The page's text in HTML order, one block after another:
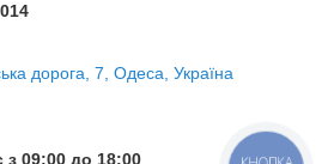
дорога, 7, Одеса, Україна
з 09:00 до 18:00